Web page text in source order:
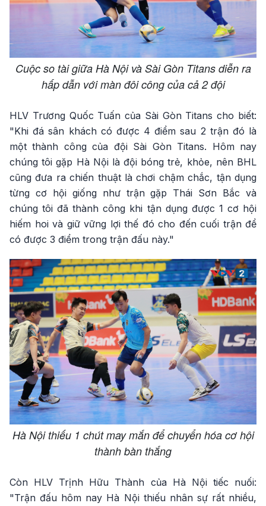
Cuộc so tài giữa Hà Nội và Sài Gòn Titans diễn ra
hấp dẫn với màn đôi công của cả 2 đội
HLV Trương Quốc Tuấn của Sài Gòn Titans cho biết:
"Khi đá sân khách có được 4 điểm sau 2 trận đó là
một thành công của đội Sài Gòn Titans. Hôm nay
chúng tôi gặp Hà Nội là đội bóng trẻ, khỏe, nên BHL
cũng đưa ra chiến thuật là chơi chậm chắc, tận dụng
từng cơ hội giống như trận gặp Thái Sơn Bắc và
chúng tôi đã thành công khi tận dụng được 1 cơ hội
hiếm hoi và giữ vững lợi thế đó cho đến cuối trận để
có được 3 điểm trong trận đấu này."
Hà Nội thiếu 1 chút may mắn để chuyển hóa cơ hội
thành bàn thắng
Còn HLV Trịnh Hữu Thành của Hà Nội tiếc nuối:
"Trận đấu hôm nay Hà Nội thiếu nhân sự rất nhiều,